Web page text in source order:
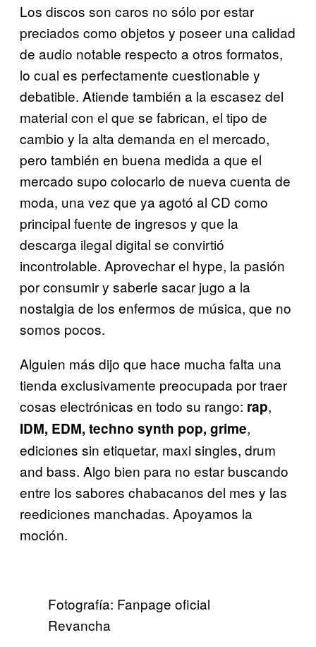
Los discos son caros no sólo por estar
preciados como objetos y poseer una calidad
de audio notable respecto a otros formatos,
lo cual es perfectamente cuestionable y
debatible. Atiende también a la escasez del
material con el que se fabrican, el tipo de
cambio y la alta demanda en el mercado,
pero también en buena medida a que el
mercado supo colocarlo de nueva cuenta de
moda, una vez que ya agotó al CD como
principal fuente de ingresos y que la
descarga ilegal digital se convirtió
incontrolable. Aprovechar el hype, la pasión
por consumir y saberle sacar jugo a la
nostalgia de los enfermos de música, que no
somos pocos.
Alguien más dijo que hace mucha falta una
tienda exclusivamente preocupada por traer
cosas electrónicas en todo su rango: rap,
IDM, EDM, techno synth pop, grime,
ediciones sin etiquetar, maxi singles, drum
and bass. Algo bien para no estar buscando
entre los sabores chabacanos del mes y las
reediciones manchadas. Apoyamos la
moción.
Fotografía: Fanpage oficial
Revancha